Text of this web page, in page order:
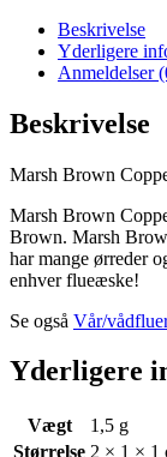
Beskrivelse
Yderligere
Anmeldelser
Beskrivelse
Marsh Brown
Marsh Brown
Brown. Marsh
har mange ørreder
enhver flueæske!
Se også Vår/
Yderligere
Vægt
1,5 g
Størrelse 2 × 1 × 1